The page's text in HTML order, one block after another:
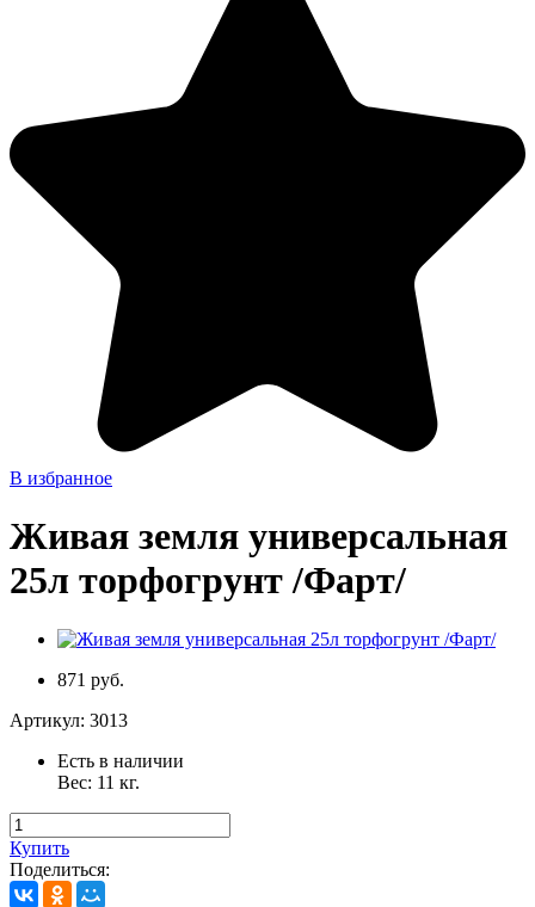
В избранное
Живая земля универсальная
25л торфогрунт /Фарт/
871 руб.
Артикул: 3013
Есть в наличии
Вес: 11 кг.
Купить
Поделиться: